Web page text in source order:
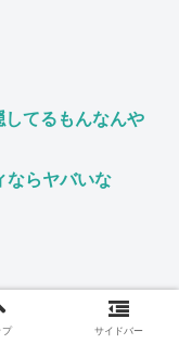
てるもんなんや
ならヤバいな
プ サイドバー